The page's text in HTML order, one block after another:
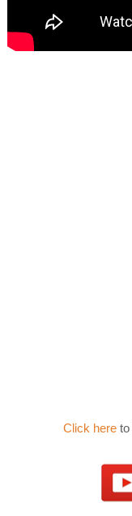
Click here to